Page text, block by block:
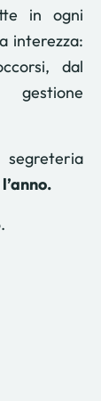
in ogni
interezza:
dal
gestione